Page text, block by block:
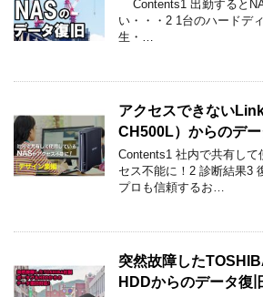
Contents1 出勤すると
い・・・2 1台のハードデ
生・…
アクセスできない
CH500L）からのデ
Contents1 社内で共有して
セス不能に！2 診断結果3
プロも信頼するお…
突然故障した
HDDからのデータ復